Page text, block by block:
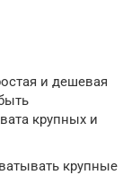
и дешевая
крупных и
крупные